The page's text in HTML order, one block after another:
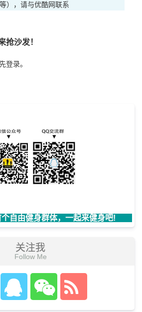
），请与优酷网联系
抢沙发！
登录。
自由健身群体，一起来健身吧!
关注我
Follow Me